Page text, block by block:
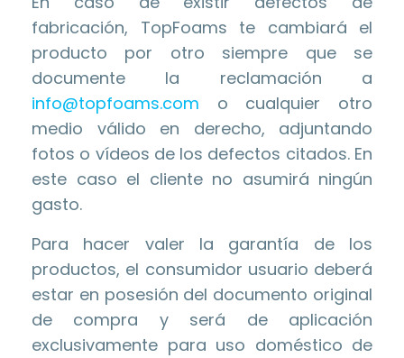
fabricación, TopFoams te cambiará el
producto por otro siempre que se
documente la reclamación a
info@topfoams.com o cualquier otro
medio válido en derecho, adjuntando
fotos o vídeos de los defectos citados. En
este caso el cliente no asumirá ningún
gasto.
Para hacer valer la garantía de los
productos, el consumidor usuario deberá
estar en posesión del documento original
de compra y será de aplicación
exclusivamente para uso doméstico de